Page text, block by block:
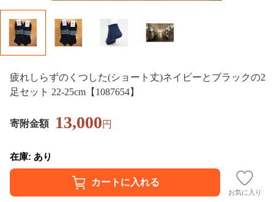
疲れしらずのくつした(ショート丈)ネイビーとブラックの2
足セット 22-25cm【1087654】
寄附金額 13,000円
在庫: あり
お気に入り